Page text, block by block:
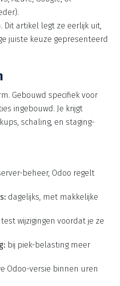
Dit artikel legt ze eerlijk uit,
juiste keuze gepresenteerd
Gebouwd specifiek voor
ingebouwd. Je krijgt
schaling, en staging-
beheer, Odoo regelt
dagelijks, met makkelijke
test wijzigingen voordat je ze
bij piek-belasting meer
Odoo-versie binnen uren